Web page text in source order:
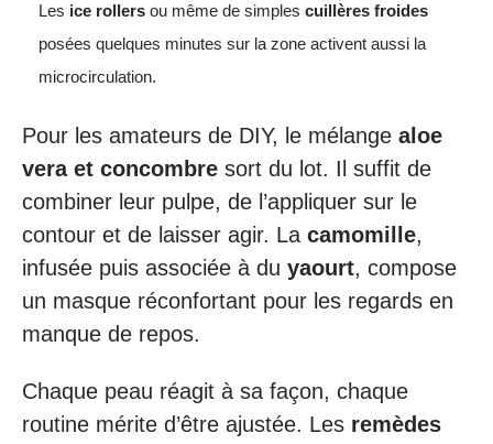
Les ice rollers ou même de simples cuillères froides
posées quelques minutes sur la zone activent aussi la
microcirculation.
Pour les amateurs de DIY, le mélange aloe
vera et concombre sort du lot. Il suffit de
combiner leur pulpe, de l’appliquer sur le
contour et de laisser agir. La camomille,
infusée puis associée à du yaourt, compose
un masque réconfortant pour les regards en
manque de repos.
Chaque peau réagit à sa façon, chaque
routine mérite d’être ajustée. Les remèdes